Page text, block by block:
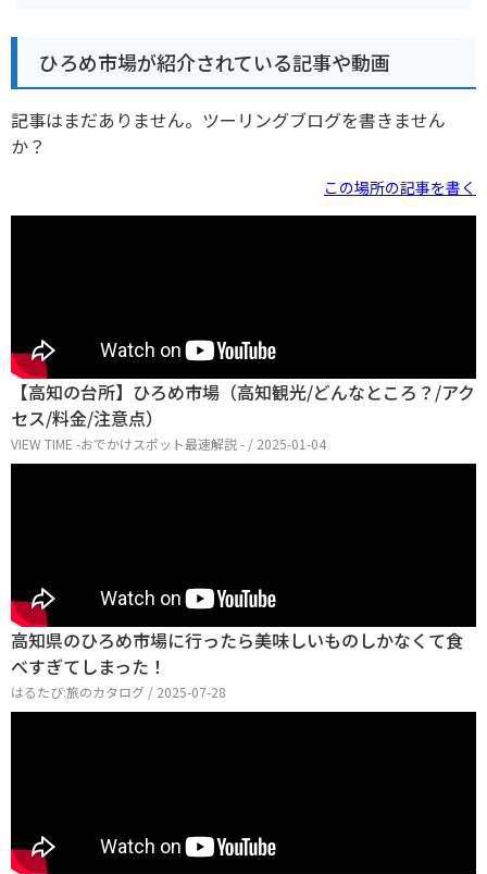
ひろめ市場が紹介されている記事や動画
記事はまだありません。ツーリングブログを書きません
か？
この場所の記事を書く
【高知の台所】ひろめ市場（高知観光/どんなところ？/アク
セス/料金/注意点）
VIEW TIME -おでかけスポット最速解説 - / 2025-01-04
高知県のひろめ市場に行ったら美味しいものしかなくて食
べすぎてしまった！
はるたび:旅のカタログ / 2025-07-28